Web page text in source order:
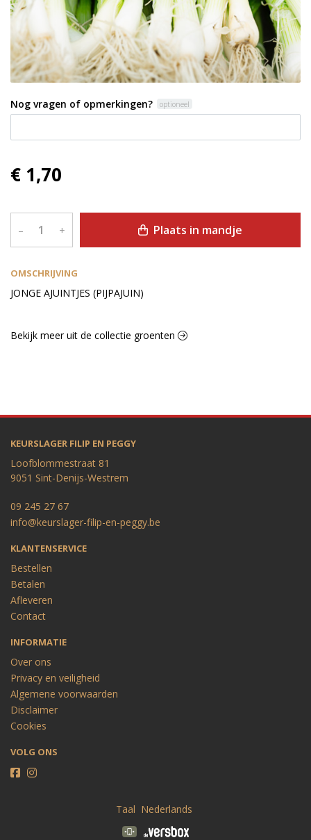
OMSCHRIJVING
JONGE AJUINTJES (PIJPAJUIN)
Nog vragen of opmerkingen? optioneel
€ 1,70
– + Plaats in mandje
Bekijk meer uit de collectie groenten
KEURSLAGER FILIP EN PEGGY
Loofblommestraat 81
9051 Sint-Denijs-Westrem
09 245 27 67
info@keurslager-filip-en-peggy.be
KLANTENSERVICE
Bestellen
Betalen
Afleveren
Contact
INFORMATIE
Over ons
Privacy en veiligheid
Algemene voorwaarden
Disclaimer
Cookies
VOLG ONS
Taal